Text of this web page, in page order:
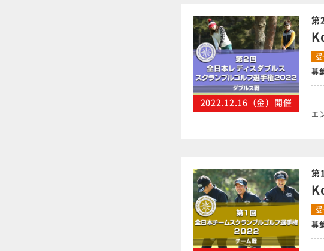
2022.12.16（金）開催
第
受
募
エ
第
受
募